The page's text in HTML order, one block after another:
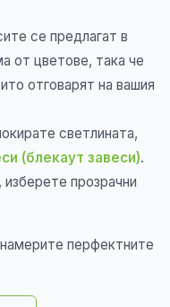
се предлагат в
от цветове, така че
отговарят на вашия
светлината,
(блекаут завеси).
прозрачни
перфектните